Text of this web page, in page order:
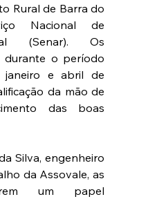
Rural de Barra do
Nacional de
(Senar). Os
durante o período
janeiro e abril de
da mão de
das boas
Silva, engenheiro
da Assovale, as
um papel